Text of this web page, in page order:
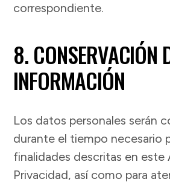
correspondiente.
8. CONSERVACIÓN
INFORMACIÓN
Los datos personales serán
durante el tiempo necesario
finalidades descritas en este
Privacidad, así como para